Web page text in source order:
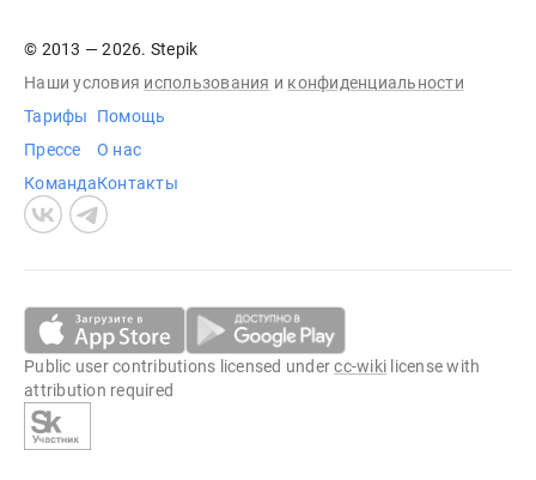
© 2013 — 2026. Stepik
Наши условия использования и конфиденциальности
Тарифы
Прессе
Команда
Помощь
О нас
Контакты
Public user contributions licensed undercc-wiki license with
attribution required